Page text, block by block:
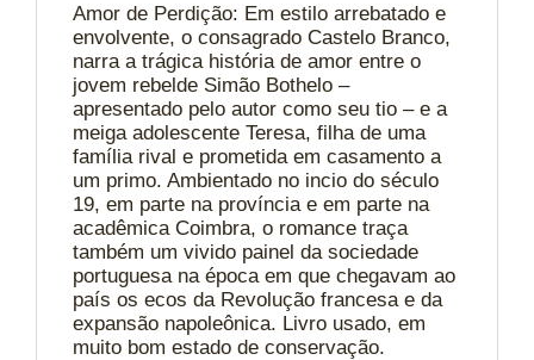
Amor de Perdição: Em estilo arrebatado e
envolvente, o consagrado Castelo Branco,
narra a trágica história de amor entre o
jovem rebelde Simão Bothelo –
apresentado pelo autor como seu tio – e a
meiga adolescente Teresa, filha de uma
família rival e prometida em casamento a
um primo. Ambientado no incio do século
19, em parte na província e em parte na
acadêmica Coimbra, o romance traça
também um vivido painel da sociedade
portuguesa na época em que chegavam ao
país os ecos da Revolução francesa e da
expansão napoleônica. Livro usado, em
muito bom estado de conservação.